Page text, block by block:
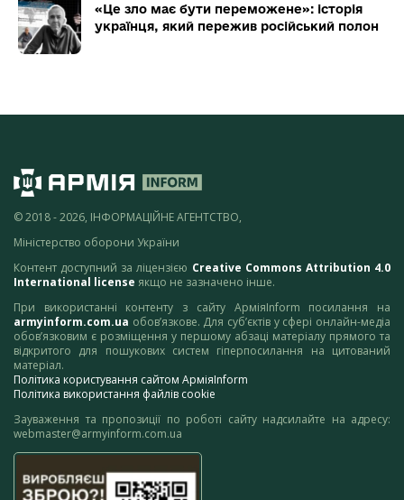
«Це зло має бути переможене»: історія
українця, який пережив російський полон
© 2018 - 2026, ІНФОРМАЦІЙНЕ АГЕНТСТВО,
Міністерство оборони України
Контент доступний за ліцензією Creative Commons Attribution 4.0
International license якщо не зазначено інше.
При використанні контенту з сайту АрміяInform посилання на
armyinform.com.ua обов’язкове. Для суб’єктів у сфері онлайн-медіа
обов’язковим є розміщення у першому абзаці матеріалу прямого та
відкритого для пошукових систем гіперпосилання на цитований
матеріал.
Політика користування сайтом АрміяInform
Політика використання файлів cookie
Зауваження та пропозиції по роботі сайту надсилайте на адресу:
webmaster@armyinform.com.ua